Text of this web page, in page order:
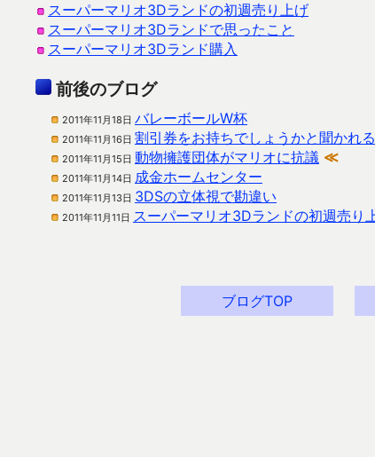
スーパーマリオ3Dランドの初週売り上げ
スーパーマリオ3Dランドで思ったこと
スーパーマリオ3Dランド購入
前後のブログ
2011年11月18日 バレーボールW杯
2011年11月16日 割引券をお持ちでしょうかと聞かれる
2011年11月15日 動物擁護団体がマリオに抗議 ≪
2011年11月14日 成金ホームセンター
2011年11月13日 3DSの立体視で勘違い
2011年11月11日 スーパーマリオ3Dランドの初週売り
ブログTOP